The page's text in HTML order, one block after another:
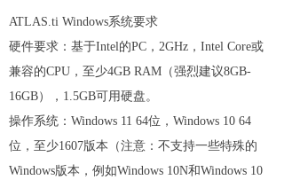
ATLAS.ti Windows系统要求
硬件要求：基于Intel的PC，2GHz，Intel Core或
兼容的CPU，至少4GB RAM（强烈建议8GB-
16GB），1.5GB可用硬盘。
操作系统：Windows 11 64位，Windows 10 64
位，至少1607版本（注意：不支持一些特殊的
Windows版本，例如Windows 10N和Windows 10